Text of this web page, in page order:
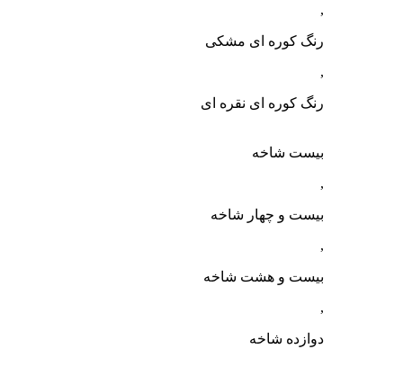
,
رنگ کوره ای مشکی
,
رنگ کوره ای نقره ای
بیست شاخه
,
بیست و چهار شاخه
,
بیست و هشت شاخه
,
دوازده شاخه